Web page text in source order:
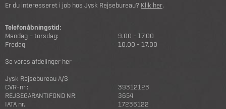
Er du interesseret i job hos Jysk Rejsebureau? Klik her.
Telefonåbningstid:
Mandag – torsdag:
9.00 - 17.00
Fredag:
10.00 - 17.00
Se vores afdelinger her
Jysk Rejsebureau A/S
CVR-nr.:
39312123
REJSEGARANTIFOND NR:
3654
IATA nr.:
17236122